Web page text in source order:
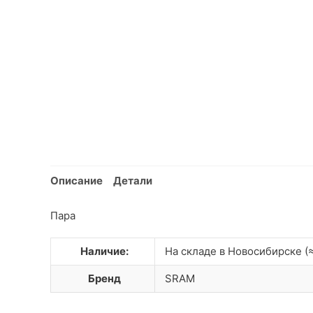
Описание Детали
Пара
Наличие: На складе в Новосибирске
Бренд SRAM